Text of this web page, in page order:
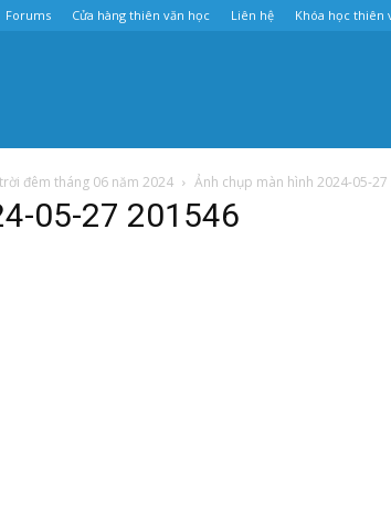
Forums Cửa hàng thiên văn học Liên hệ Khóa học thiên
đêm tháng 06 năm 2024 Ảnh chụp màn hình 2024-05-
05-27 201546